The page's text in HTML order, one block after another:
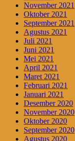
November 2021
Oktober 2021
September 2021
Agustus 2021
Juli 2021
Juni 2021
Mei 2021
April 2021
Maret 2021
Februari 2021
Januari 2021
Desember 2020
November 2020
Oktober 2020
September 2020
Agustus 2020